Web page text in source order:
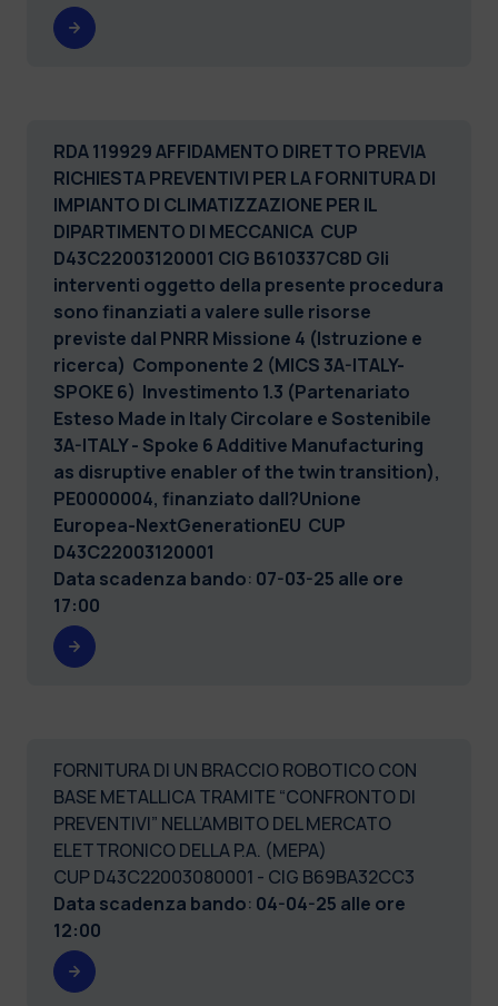
RDA 119929 AFFIDAMENTO DIRETTO PREVIA
RICHIESTA PREVENTIVI PER LA FORNITURA DI
IMPIANTO DI CLIMATIZZAZIONE PER IL
DIPARTIMENTO DI MECCANICA CUP
D43C22003120001 CIG B610337C8D Gli
interventi oggetto della presente procedura
sono finanziati a valere sulle risorse
previste dal PNRR Missione 4 (Istruzione e
ricerca) Componente 2 (MICS 3A-ITALY-
SPOKE 6) Investimento 1.3 (Partenariato
Esteso Made in Italy Circolare e Sostenibile
3A-ITALY - Spoke 6 Additive Manufacturing
as disruptive enabler of the twin transition),
PE0000004, finanziato dall?Unione
Europea-NextGenerationEU CUP
D43C22003120001
Data scadenza bando: 07-03-25 alle ore
17:00
FORNITURA DI UN BRACCIO ROBOTICO CON
BASE METALLICA TRAMITE “CONFRONTO DI
PREVENTIVI” NELL’AMBITO DEL MERCATO
ELETTRONICO DELLA P.A. (MEPA)
CUP D43C22003080001 - CIG B69BA32CC3
Data scadenza bando: 04-04-25 alle ore
12:00